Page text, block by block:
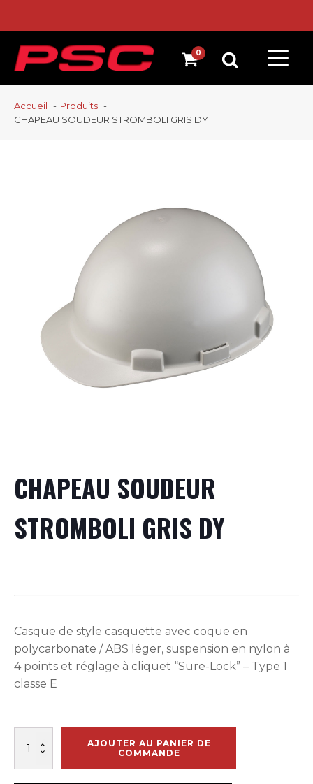
Accueil
Produits
CHAPEAU SOUDEUR STROMBOLI GRIS DY
CHAPEAU SOUDEUR
STROMBOLI GRIS DY
Casque de style casquette avec coque en
polycarbonate / ABS léger, suspension en nylon à
4 points et réglage à cliquet “Sure-Lock” – Type 1
classe E
CHAPEAU
AJOUTER AU PANIER DE
COMMANDE